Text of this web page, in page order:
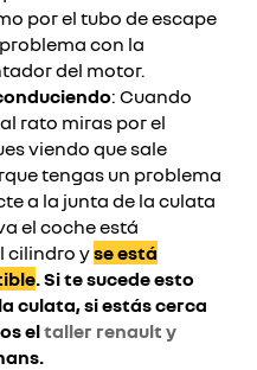
por el tubo de escape
con la
del motor.
: Cuando
rato miras por el
viendo que sale
tengas un problema
a la junta de la culata
el coche está
cilindro yse está
. Si te sucede esto
culata, si estás cerca
eltaller renault y
.